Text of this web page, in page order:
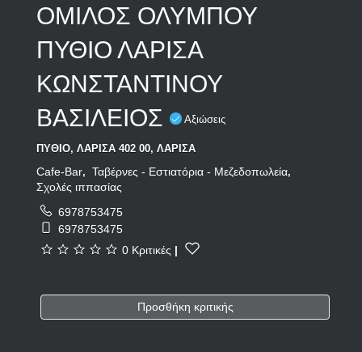
ΟΜΙΛΟΣ ΟΛΥΜΠΟΥ
ΠΥΘΙΟ ΛΑΡΙΣΑ
ΚΩΝΣΤΑΝΤΙΝΟΥ
ΒΑΣΙΛΕΙΟΣ
Αξιώσεις
ΠΥΘΙΟ, ΛΑΡΙΣΑ 402 00, ΛΑΡΙΣΑ
Cafe-Bar, Ταβέρνες - Εστιατόρια - Μεζεδοπωλεία,
Σχολές ιππασίας
6978753475
6978753475
0 Κριτικές |
Προσθήκη κριτικής